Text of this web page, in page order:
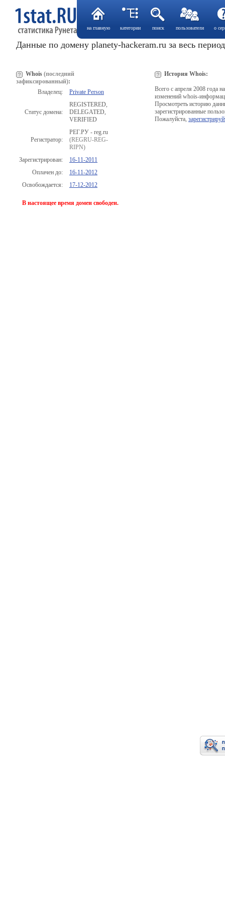
на главную категории поиск пользователи о
Данные по домену planety-hackeram.ru за весь
Whois (последний
зафиксированный):
Владелец:
Private Person
Статус домена:
REGISTERED,
DELEGATED,
VERIFIED
Регистратор:
РЕГ.РУ - reg.ru
(REGRU-REG-
RIPN)
Зарегистрирован:
16-11-2011
Оплачен до:
16-11-2012
Освобождается:
17-12-2012
В настоящее время домен свободен.
История Whois:
Всего с апреля 2008 года
изменений whois-
Просмотреть историю
зарегистрированные
Пожалуйста,